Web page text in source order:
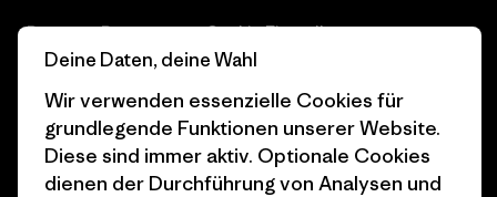
Progress Report
Business Unusual
Klimaziele
1% For The Planet
Cookie Einstellungen
Pressekontakt
Industry program
Deine Daten, deine Wahl
Wir verwenden essenzielle Cookies für
grundlegende Funktionen unserer Website.
Diese sind immer aktiv. Optionale Cookies
dienen der Durchführung von Analysen und